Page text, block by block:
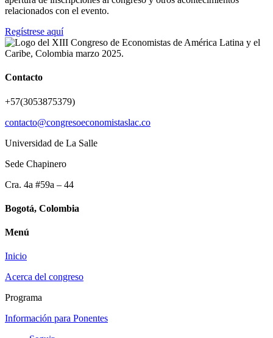
relacionados con el evento.
Regístrese aquí
Contacto
+57(3053875379)
contacto@congresoeconomistaslac.co
Universidad de La Salle
Sede Chapinero
Cra. 4a #59a – 44
Bogotá, Colombia
Menú
Inicio
Acerca del congreso
Programa
Información para Ponentes